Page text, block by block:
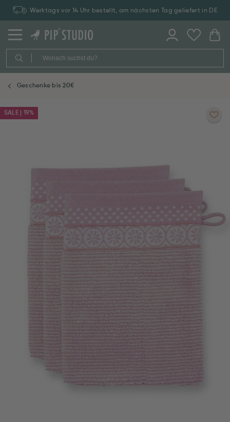
Werktags vor 14 Uhr bestellt, am nächsten Tag geliefert in DE
Geschenke bis 20€
SALE | 19%